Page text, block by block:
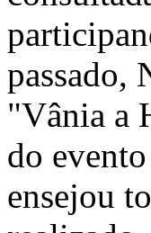
passado,
"Vânia a
do
ensejou